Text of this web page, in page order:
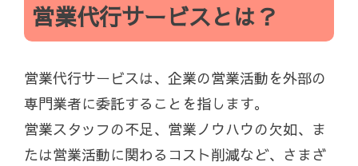
営業代行サービスとは？
営業代行サービスは、企業の営業活動を外部の
専門業者に委託することを指します。
営業スタッフの不足、営業ノウハウの欠如、ま
たは営業活動に関わるコスト削減など、さまざ